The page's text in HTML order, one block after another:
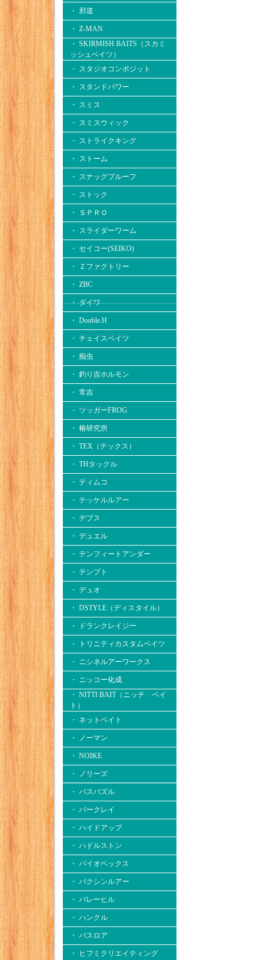
・ 邪道
・ Z-MAN
・ SKIRMISH BAITS（スカミ
ッシュベイツ）
・ スタジオコンポジット
・ スタンドパワー
・ スミス
・ スミスウィック
・ ストライクキング
・ ストーム
・ スナッグプルーフ
・ ストック
・ ＳＰＲＯ
・ スライダーワーム
・ セイコー(SEIKO)
・ Ｚファクトリー
・ ZBC
・ ダイワ
・ Double.H
・ チェイスベイツ
・ 痴虫
・ 釣り吉ホルモン
・ 常吉
・ ツッガーFROG
・ 椿研究所
・ TEX（テックス）
・ THタックル
・ ティムコ
・ テッケルルアー
・ デプス
・ デュエル
・ テンフィートアンダー
・ テンプト
・ デュオ
・ DSTYLE（ディスタイル）
・ ドランクレイジー
・ トリニティカスタムベイツ
・ ニシネルアーワークス
・ ニッコー化成
・ NITTI BAIT（ニッチ ベイ
ト）
・ ネットベイト
・ ノーマン
・ NOIKE
・ ノリーズ
・ バスパズル
・ バークレイ
・ ハイドアップ
・ ハドルストン
・ バイオベックス
・ バクシンルアー
・ バレーヒル
・ ハンクル
・ バスロア
・ ヒフミクリエイティング